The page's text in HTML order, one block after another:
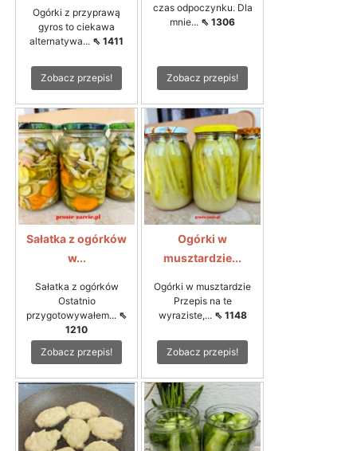
Ogórki z przyprawą
gyros to ciekawa
alternatywa... ⇖ 1411
Zobacz przepis!
czas odpoczynku. Dla
mnie... ⇖ 1306
Zobacz przepis!
Sałatka z ogórków
w...
Sałatka z ogórków
Ostatnio
przygotowywałem... ⇖
1210
Zobacz przepis!
Ogórki w
musztardzie...
Ogórki w musztardzie
Przepis na te
wyraziste,... ⇖ 1148
Zobacz przepis!